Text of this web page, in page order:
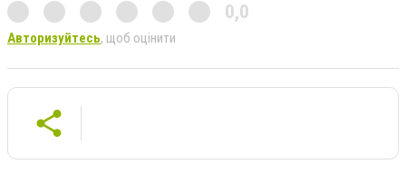
0,0
Авторизуйтесь, щоб оцінити